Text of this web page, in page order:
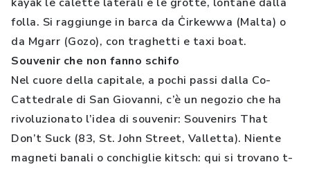
folla. Si raggiunge in barca da Ċirkewwa (Malta) o
da Mgarr (Gozo), con traghetti e taxi boat.
Souvenir che non fanno schifo
Nel cuore della capitale, a pochi passi dalla Co-
Cattedrale di San Giovanni, c’è un negozio che ha
rivoluzionato l’idea di souvenir: Souvenirs That
Don’t Suck (83, St. John Street, Valletta). Niente
magneti banali o conchiglie kitsch: qui si trovano t-